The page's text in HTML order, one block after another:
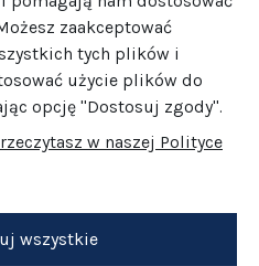
zaakceptować
tych plików i
użycie plików do
opcję "Dostosuj zgody".
w naszej Polityce
wszystkie